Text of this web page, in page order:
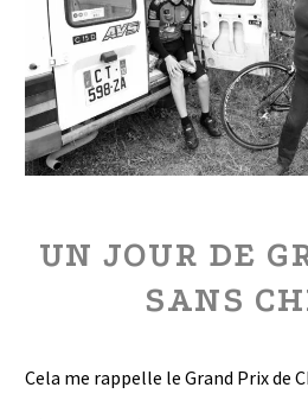
UN JOUR DE
SANS
Cela me rappelle le Grand Prix de